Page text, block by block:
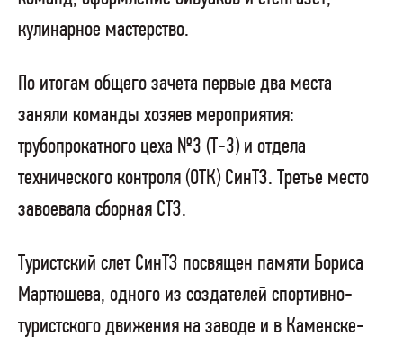
кулинарное мастерство.
По итогам общего зачета первые два места
заняли команды хозяев мероприятия:
трубопрокатного цеха №3 (Т-3) и отдела
технического контроля (ОТК) СинТЗ. Третье место
завоевала сборная СТЗ.
Туристский слет СинТЗ посвящен памяти Бориса
Мартюшева, одного из создателей спортивно-
туристского движения на заводе и в Каменске-